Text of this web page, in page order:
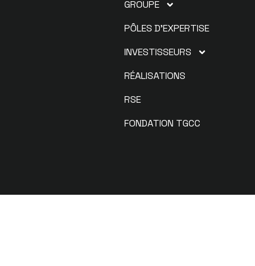
GROUPE
PÔLES D’EXPERTISE
INVESTISSEURS
RÉALISATIONS
RSE
FONDATION TGCC